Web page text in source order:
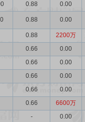
0.88 0.00
0.88 0.00
0.88 2200万
0.66 0.00
0.66 0.00
0.66 0.00
0.66 0.00
0.66 6600万
- 0.00